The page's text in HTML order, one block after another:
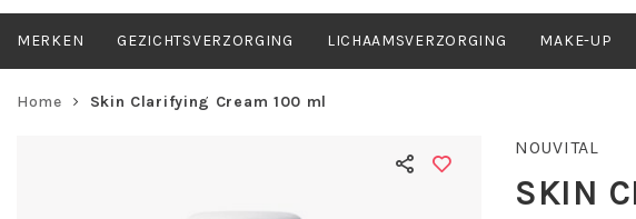
MERKEN GEZICHTSVERZORGING LICHAAMSVERZORGING MAKE-UP
Home Skin Clarifying Cream 100 ml
NOUVITAL
SKIN